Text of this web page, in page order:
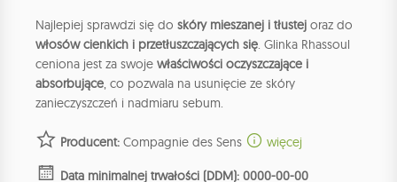
Najlepiej sprawdzi się do skóry mieszanej i tłustej oraz do
włosów cienkich i przetłuszczających się. Glinka Rhassoul
ceniona jest za swoje właściwości oczyszczające i
absorbujące, co pozwala na usunięcie ze skóry
zanieczyszczeń i nadmiaru sebum.
Producent: Compagnie des Sens więcej
Data minimalnej trwałości (DDM): 0000-00-00